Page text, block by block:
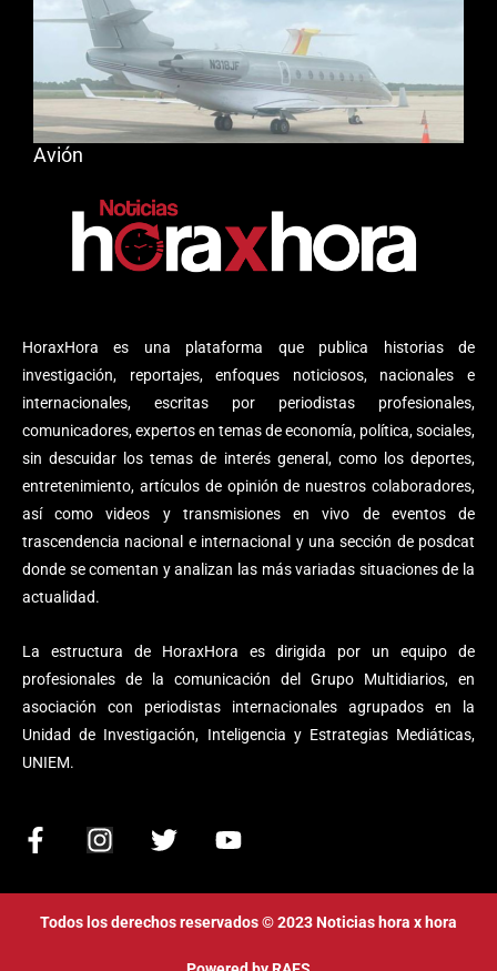
HoraxHora es una plataforma que publica historias de
investigación, reportajes, enfoques noticiosos, nacionales e
internacionales, escritas por periodistas profesionales,
comunicadores, expertos en temas de economía, política, sociales,
sin descuidar los temas de interés general, como los deportes,
entretenimiento, artículos de opinión de nuestros colaboradores,
así como videos y transmisiones en vivo de eventos de
trascendencia nacional e internacional y una sección de posdcat
donde se comentan y analizan las más variadas situaciones de la
actualidad.
La estructura de HoraxHora es dirigida por un equipo de
profesionales de la comunicación del Grupo Multidiarios, en
asociación con periodistas internacionales agrupados en la
Unidad de Investigación, Inteligencia y Estrategias Mediáticas,
UNIEM.
F
a
c
e
I
n
s
t
T
i
t
Y
u
t
Avión
Todos los derechos reservados © 2023 Noticias hora x hora